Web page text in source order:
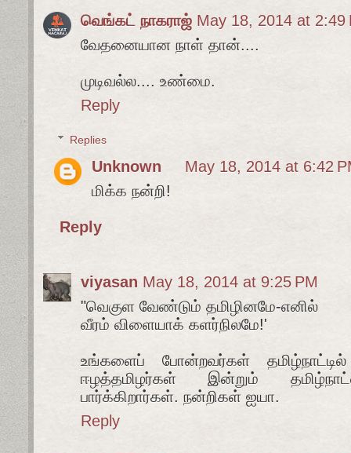
வெங்கட் நாகராஜ் May 18, 2014 at 2:49
வேதனையான நாள் தான்....
முடிவல்ல.... உண்மை.
Reply
Replies
Unknown
May 18, 2014 at 6:42
மிக்க நன்றி!
Reply
viyasan May 18, 2014 at 9:25 PM
"வெகுள வேண்டும் தமிழினமே-எனில்
வீரம் விளையாக் களர்நிலமே!'
உங்களைப் போன்றவர்கள்
ஈழத்தமிழர்கள் இன்றும்
பார்க்கிறார்கள். நன்றிகள் ஐயா.
Reply